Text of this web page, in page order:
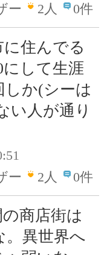
ー
2人 0件
住んでる
して生涯
か(シーは
い人が通り
ー
2人 0件
商店街は
。異世界へ